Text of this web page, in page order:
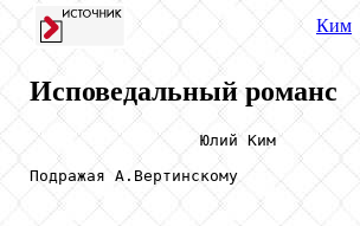
Ким
Исповедальный романс
                  Юлий Ким
Подражая А.Вертинскому